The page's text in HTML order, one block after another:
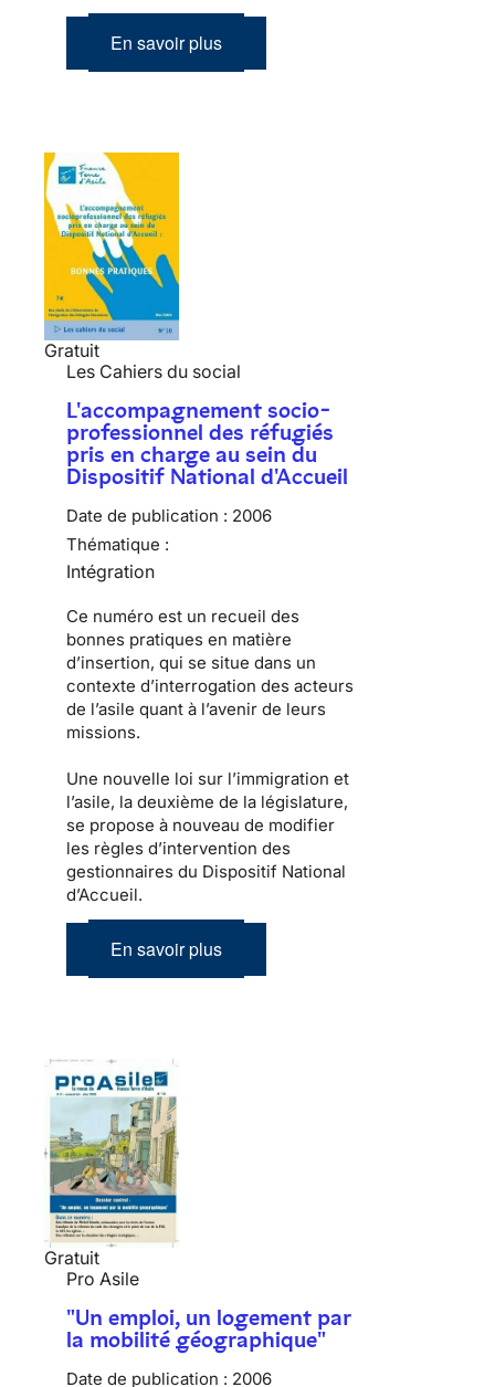
En savoir plus
Gratuit
Les Cahiers du social
L'accompagnement socio-
professionnel des réfugiés
pris en charge au sein du
Dispositif National d'Accueil
Date de publication : 2006
Thématique :
Intégration
Ce numéro est un recueil des
bonnes pratiques en matière
d’insertion, qui se situe dans un
contexte d’interrogation des acteurs
de l’asile quant à l’avenir de leurs
missions.
Une nouvelle loi sur l’immigration et
l’asile, la deuxième de la législature,
se propose à nouveau de modifier
les règles d’intervention des
gestionnaires du Dispositif National
d’Accueil.
En savoir plus
Gratuit
Pro Asile
"Un emploi, un logement par
la mobilité géographique"
Date de publication : 2006